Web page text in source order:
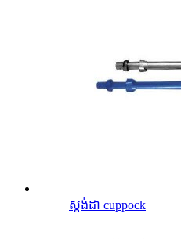
ស្តង់ដា cuppock